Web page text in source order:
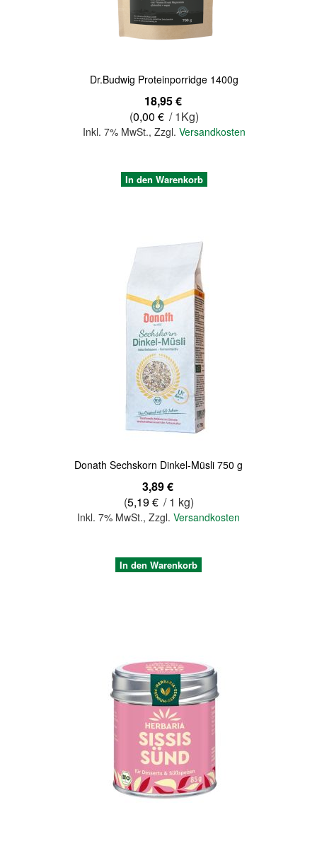
Dr.Budwig Proteinporridge 1400g
18,95 €
(0,00 € / 1Kg)
Inkl. 7% MwSt.,Zzgl.Versandkosten
In den Warenkorb
Donath Sechskorn Dinkel-Müsli 750 g
3,89 €
(5,19 € / 1 kg)
Inkl. 7% MwSt., Zzgl. Versandkosten
In den Warenkorb